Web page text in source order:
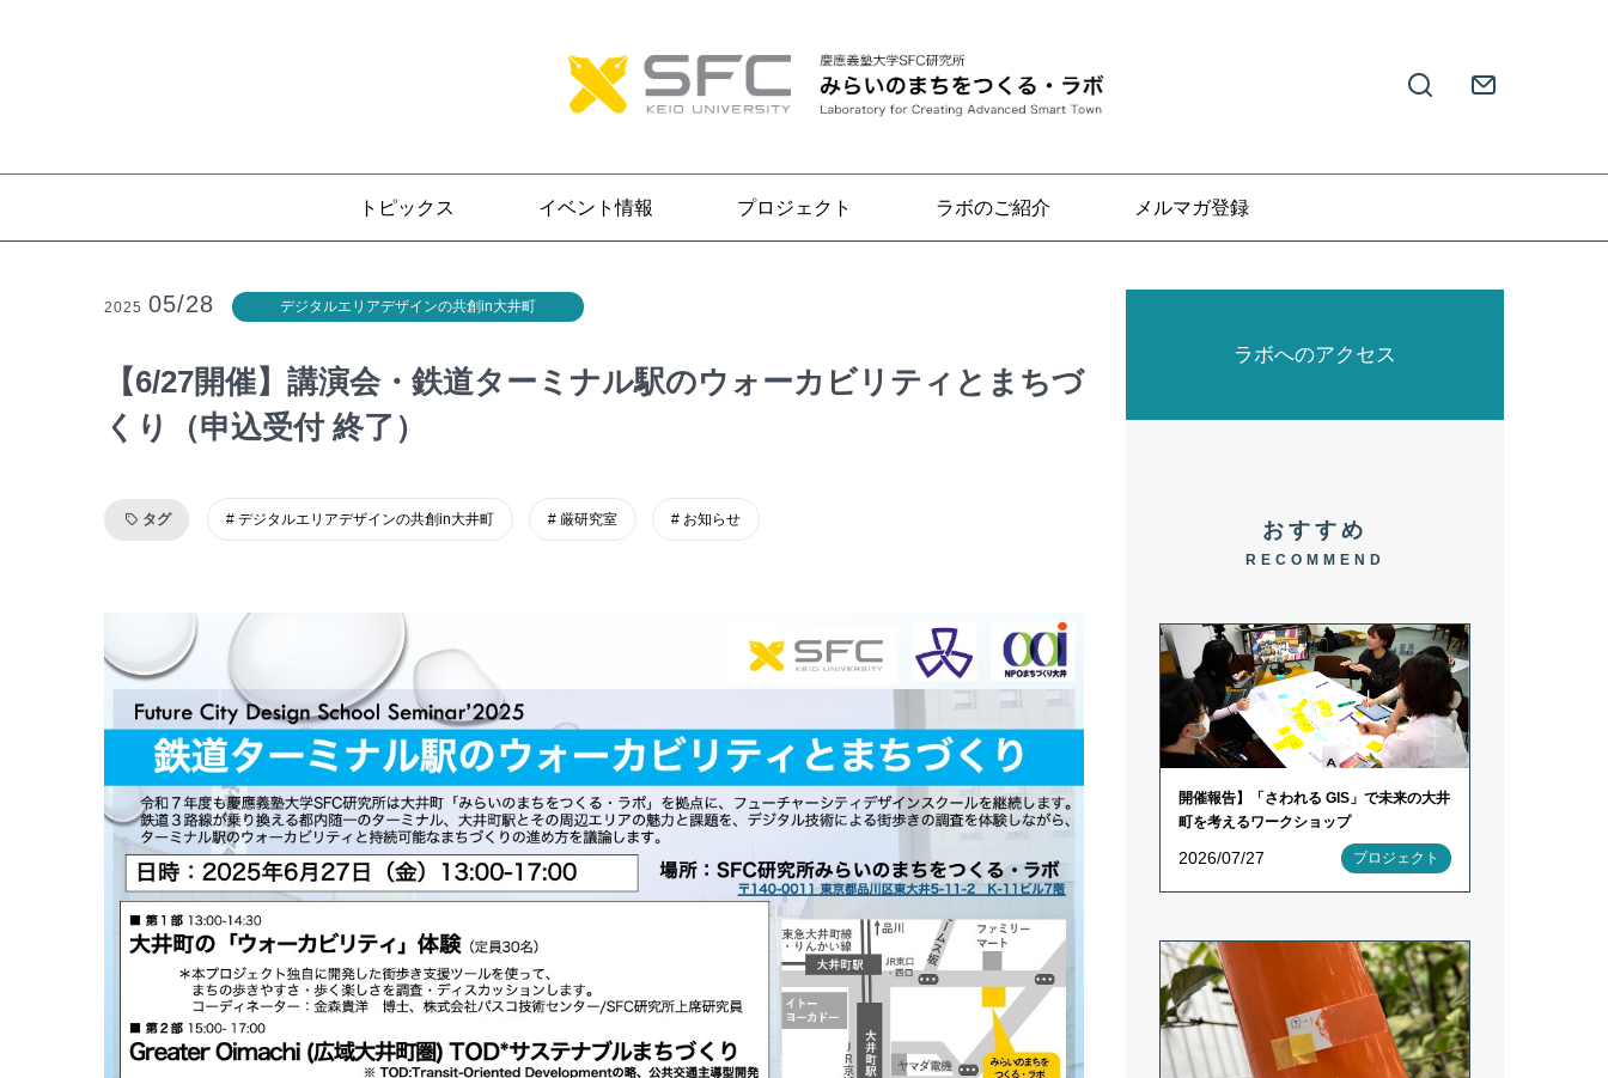
トピックス イベント情報 プロジェクト ラボのご紹介 メルマガ登録
2025 05/28 デジタルエリアデザインの共創in大井町
【6/27開催】講演会・鉄道ターミナル駅のウォーカビリティとまちづ
くり（申込受付 終了）
タグ デジタルエリアデザインの共創in大井町 厳研究室 お知らせ
ラボへのアクセス
おすすめ
RECOMMEND
開催報告】「さわれる GIS」で未来の大井
町を考えるワークショップ
2026/07/27 プロジェクト